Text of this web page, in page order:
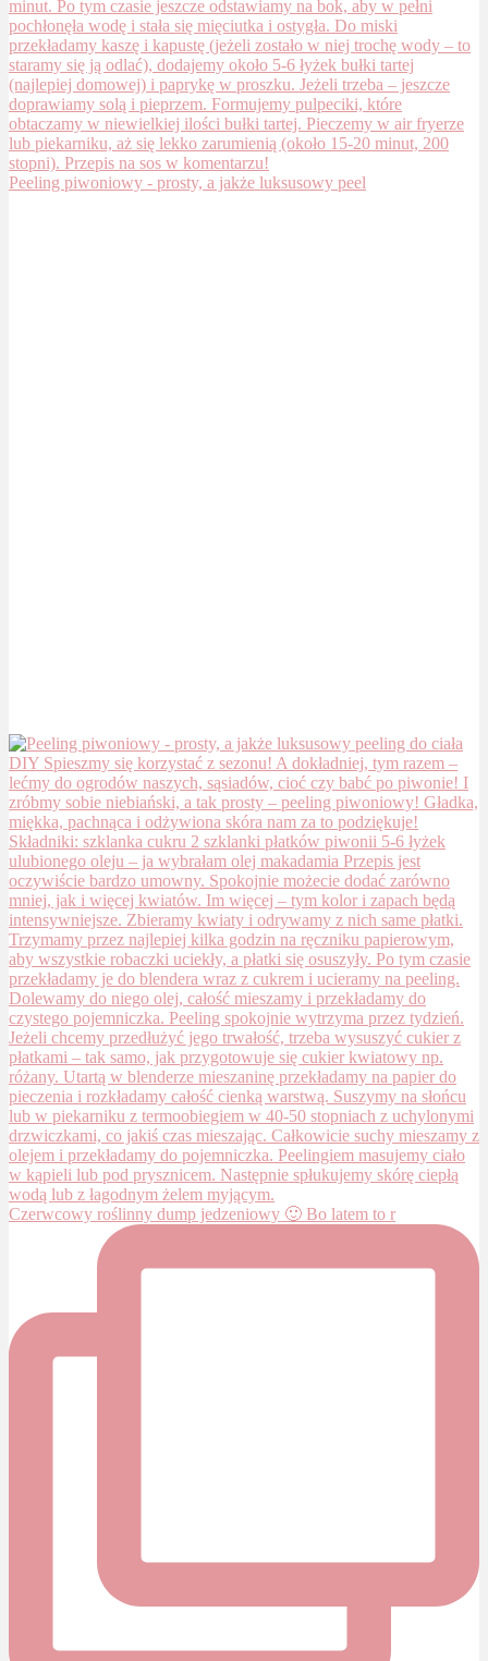
Peeling piwoniowy - prosty, a jakże luksusowy peel
Czerwcowy roślinny dump jedzeniowy 🙂 Bo latem to r